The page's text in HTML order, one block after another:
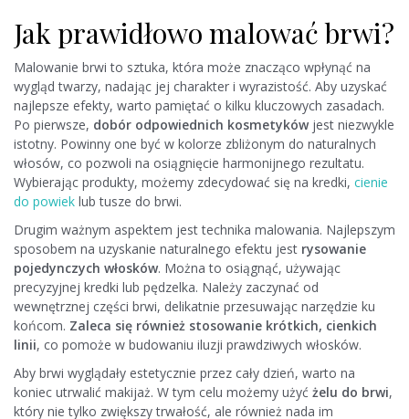
Jak prawidłowo malować brwi?
Malowanie brwi to sztuka, która może znacząco wpłynąć na
wygląd twarzy, nadając jej charakter i wyrazistość. Aby uzyskać
najlepsze efekty, warto pamiętać o kilku kluczowych zasadach.
Po pierwsze, dobór odpowiednich kosmetyków jest niezwykle
istotny. Powinny one być w kolorze zbliżonym do naturalnych
włosów, co pozwoli na osiągnięcie harmonijnego rezultatu.
Wybierając produkty, możemy zdecydować się na kredki, cienie
do powiek lub tusze do brwi.
Drugim ważnym aspektem jest technika malowania. Najlepszym
sposobem na uzyskanie naturalnego efektu jest rysowanie
pojedynczych włosków. Można to osiągnąć, używając
precyzyjnej kredki lub pędzelka. Należy zaczynać od
wewnętrznej części brwi, delikatnie przesuwając narzędzie ku
końcom. Zaleca się również stosowanie krótkich, cienkich
linii, co pomoże w budowaniu iluzji prawdziwych włosków.
Aby brwi wyglądały estetycznie przez cały dzień, warto na
koniec utrwalić makijaż. W tym celu możemy użyć żelu do brwi,
który nie tylko zwiększy trwałość, ale również nada im